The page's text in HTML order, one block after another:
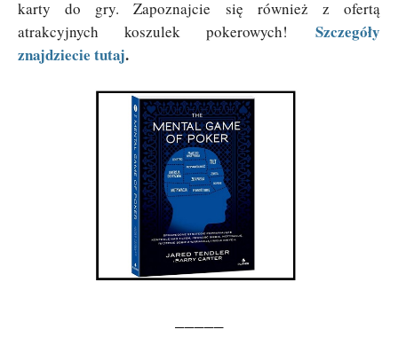
karty do gry. Zapoznajcie się również z ofertą
atrakcyjnych koszulek pokerowych!
Szczegóły
znajdziecie tutaj.